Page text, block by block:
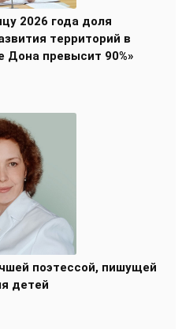
2026 года доля
территорий в
превысит 90%»
поэтессой, пишущей
детей